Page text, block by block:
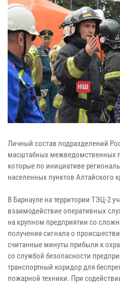
Личный состав подразделений
масштабных межведомственных
которые по инициативе
населенных пунктов Алтайского
В Барнауле на территории ТЭЦ-2
взаимодействие оперативных
на крупном предприятии со
получения сигнала о
считанные минуты прибыли к
со службой безопасности
транспортный коридор для
пожарной техники. При